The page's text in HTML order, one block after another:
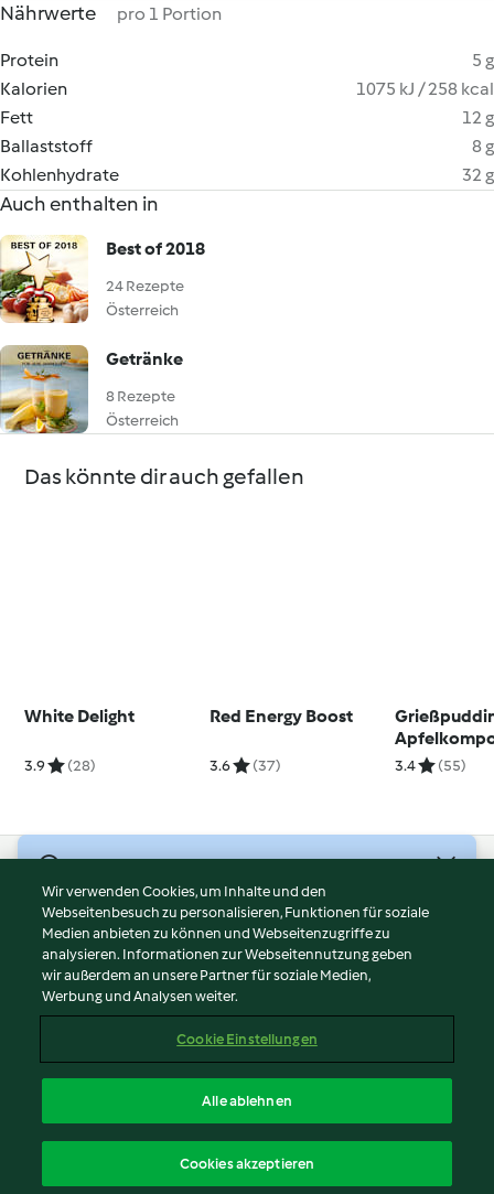
Nährwerte pro 1 Portion
Protein
5 g
Kalorien
1075 kJ / 258 kcal
Fett
12 g
Ballaststoff
8 g
Kohlenhydrate
32 g
Auch enthalten in
Best of 2018
24 Rezepte
Österreich
Getränke
8 Rezepte
Österreich
Das könnte dir auch gefallen
White Delight
3.9 (28)
Red Energy Boost
3.6 (37) 3.4 (55)
Nutzungsbedingungen
Datenschutzrichtlinien
Disclaimer
Impressum
Inhalt melden
Erklärung zur Barrierefreiheit
Wir verwenden Cookies, um Inhalte und den
Webseitenbesuch zu personalisieren, Funktionen für soziale
Medien anbieten zu können und Webseitenzugriffe zu
analysieren. Informationen zur Webseitennutzung geben
wir außerdem an unsere Partner für soziale Medien,
Werbung und Analysen weiter.
Cookie Einstellungen
Alle ablehnen
Cookies akzeptieren